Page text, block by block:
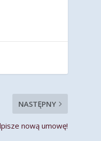
NASTĘPNY
nową umowę!